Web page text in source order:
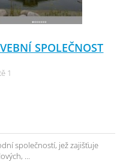
SPOLEČNOST
1
společností, jež zajišťuje
...